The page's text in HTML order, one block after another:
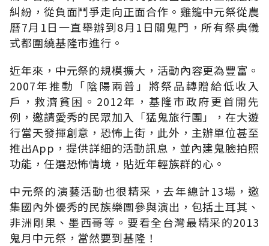
糾紛，從負面鬥爭走向正面合作。雞籠中元祭從農
曆7月1日一直舉辦到8月1日關鬼門，所有祭典儀
式都圍繞基隆市進行。
近年來，中元祭的規模擴大，活動內容更為豐富。
2007年推動「陰陽兩普」將祭品轉贈給低收入
戶，救濟貧困。2012年，基隆市政府更首開先
例，邀請愛秀的民眾加入「猛鬼旅行團」，在大遊
行當天發揮創意，恐怖上街，此外，主辦單位甚至
推出App，提供詳細的活動訊息，並內建鬼臉拍照
功能，任選恐怖情境，貼近年輕族群的心。
中元祭的演藝活動也很精采，去年總計13場，邀
集國內外優秀的民族樂團參與演出，包括土耳其、
非洲剛果、墨西哥等。要看全台灣最精采的2013
鬼月中元祭，當然要到基隆！